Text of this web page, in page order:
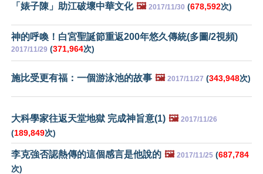
「婊子陳」助江破壞中華文化 🖼️ 2017/11/30 (678,592次)
神的呼喚！白宮聖誕節重返200年悠久傳統(多圖/2視頻)
2017/11/29 (371,964次)
施比受更有福：一個游泳池的故事 🖼️ 2017/11/27 (343,948次)
大科學家往返天堂地獄 完成神旨意(1) 🖼️ 2017/11/26
(189,849次)
李克強否認熱傳的這個感言是他說的 🖼️ 2017/11/25 (687,784
次)